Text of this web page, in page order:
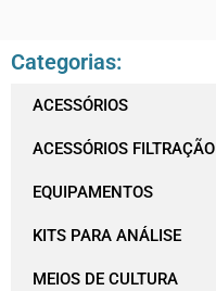
Categorias:
ACESSÓRIOS
ACESSÓRIOS FILTRAÇÃO
EQUIPAMENTOS
KITS PARA ANÁLISE
MEIOS DE CULTURA